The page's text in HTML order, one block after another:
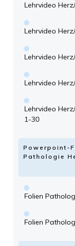
Lehrvideo
Lehrvideo
Lehrvideo
Lehrvideo
Lehrvideo
1-30
Powerpoint-
Pathologie
Folien
Folien